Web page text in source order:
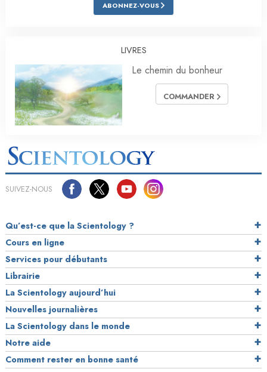
ABONNEZ-VOUS
LIVRES
Le chemin du bonheur
COMMANDER
SUIVEZ-NOUS
Qu’est-ce que la Scientology ?
Cours en ligne
Services pour débutants
Librairie
La Scientology aujourd’hui
Nouvelles journalières
La Scientology dans le monde
Notre aide
Comment rester en bonne santé